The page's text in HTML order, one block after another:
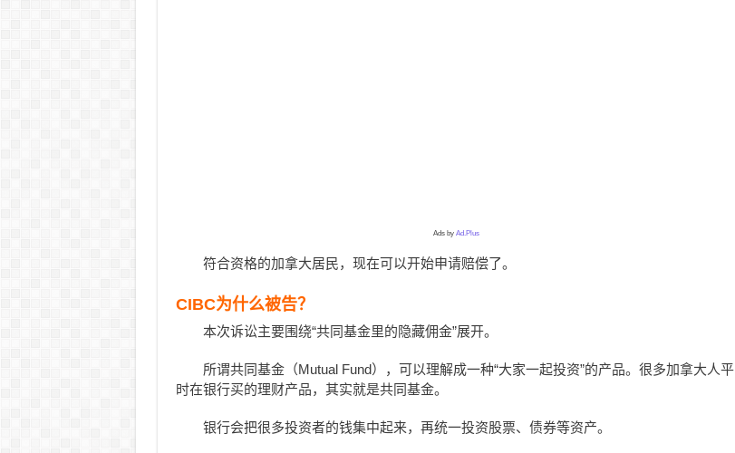
Ads by Ad.Plus
符合资格的加拿大居民，现在可以开始申请赔偿了。
CIBC为什么被告？
本次诉讼主要围绕“共同基金里的隐藏佣金”展开。
所谓共同基金（Mutual Fund），可以理解成一种“大家一起投资”的产品。很多加拿大人平
时在银行买的理财产品，其实就是共同基金。
银行会把很多投资者的钱集中起来，再统一投资股票、债券等资产。